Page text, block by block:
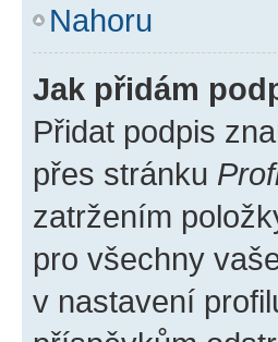
Nahoru
Jak přidám
Přidat podpis
přes stránku
zatržením
pro všechny
v nastavení